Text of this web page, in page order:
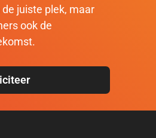
juiste plek, maar
ook de